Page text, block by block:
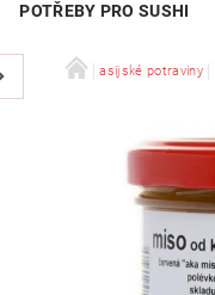
POTŘEBY PRO SUSHI
asijské potraviny